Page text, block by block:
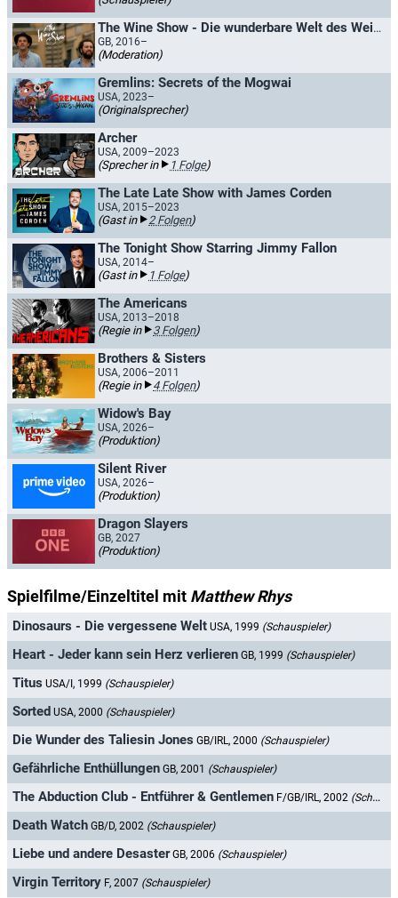
The Wine Show - Die wunderbare Welt des Weins
GB, 2016–
(Moderation)
Gremlins: Secrets of the Mogwai
USA, 2023–
(Originalsprecher)
Archer
USA, 2009–2023
(Sprecher in 1 Folge)
The Late Late Show with James Corden
USA, 2015–2023
(Gast in 2 Folgen)
The Tonight Show Starring Jimmy Fallon
USA, 2014–
(Gast in 1 Folge)
The Americans
USA, 2013–2018
(Regie in 3 Folgen)
Brothers & Sisters
USA, 2006–2011
(Regie in 4 Folgen)
Widow's Bay
USA, 2026–
(Produktion)
Silent River
USA, 2026–
(Produktion)
Dragon Slayers
GB, 2027
(Produktion)
Spielfilme/Einzeltitel mit Matthew Rhys
Dinosaurs - Die vergessene Welt USA, 1999 (Schauspieler)
Heart - Jeder kann sein Herz verlieren GB, 1999 (Schauspieler)
Titus USA/I, 1999 (Schauspieler)
Sorted USA, 2000 (Schauspieler)
Die Wunder des Taliesin Jones GB/IRL, 2000 (Schauspieler)
Gefährliche Enthüllungen GB, 2001 (Schauspieler)
The Abduction Club - Entführer & Gentlemen F/GB/IRL, 2002 (Schauspieler)
Death Watch GB/D, 2002 (Schauspieler)
Liebe und andere Desaster GB, 2006 (Schauspieler)
Virgin Territory F, 2007 (Schauspieler)